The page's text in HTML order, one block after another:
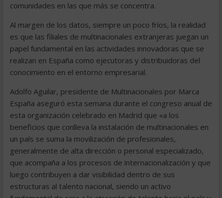
comunidades en las que más se concentra.
Al margen de los datos, siempre un poco fríos, la realidad
es que las filiales de multinacionales extranjeras juegan un
papel fundamental en las actividades innovadoras que se
realizan en España como ejecutoras y distribuidoras del
conocimiento en el entorno empresarial.
Adolfo Aguilar, presidente de Multinacionales por Marca
España aseguró esta semana durante el congreso anual de
esta organización celebrado en Madrid que «a los
beneficios que conlleva la instalación de multinacionales en
un país se suma la movilización de profesionales,
generalmente de alta dirección o personal especializado,
que acompaña a los procesos de internacionalización y que
luego contribuyen a dar visibilidad dentro de sus
estructuras al talento nacional, siendo un activo